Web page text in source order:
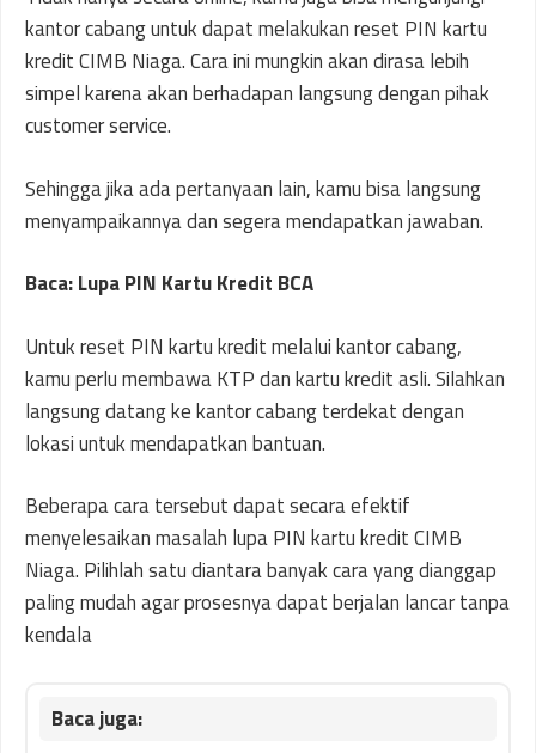
kantor cabang untuk dapat melakukan reset PIN kartu
kredit CIMB Niaga. Cara ini mungkin akan dirasa lebih
simpel karena akan berhadapan langsung dengan pihak
customer service.
Sehingga jika ada pertanyaan lain, kamu bisa langsung
menyampaikannya dan segera mendapatkan jawaban.
Baca: Lupa PIN Kartu Kredit BCA
Untuk reset PIN kartu kredit melalui kantor cabang,
kamu perlu membawa KTP dan kartu kredit asli. Silahkan
langsung datang ke kantor cabang terdekat dengan
lokasi untuk mendapatkan bantuan.
Beberapa cara tersebut dapat secara efektif
menyelesaikan masalah lupa PIN kartu kredit CIMB
Niaga. Pilihlah satu diantara banyak cara yang dianggap
paling mudah agar prosesnya dapat berjalan lancar tanpa
kendala